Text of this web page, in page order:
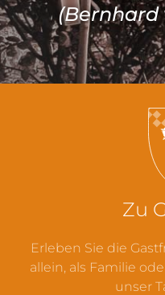
(Bernhard
Zu
Erleben Sie die
allein, als Familie
unser